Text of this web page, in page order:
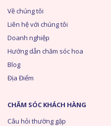
Về chúng tôi
Liên hệ với chúng tôi
Doanh nghiệp
Hướng dẫn chăm sóc hoa
Blog
Địa Điểm
CHĂM SÓC KHÁCH HÀNG
Câu hỏi thường gặp